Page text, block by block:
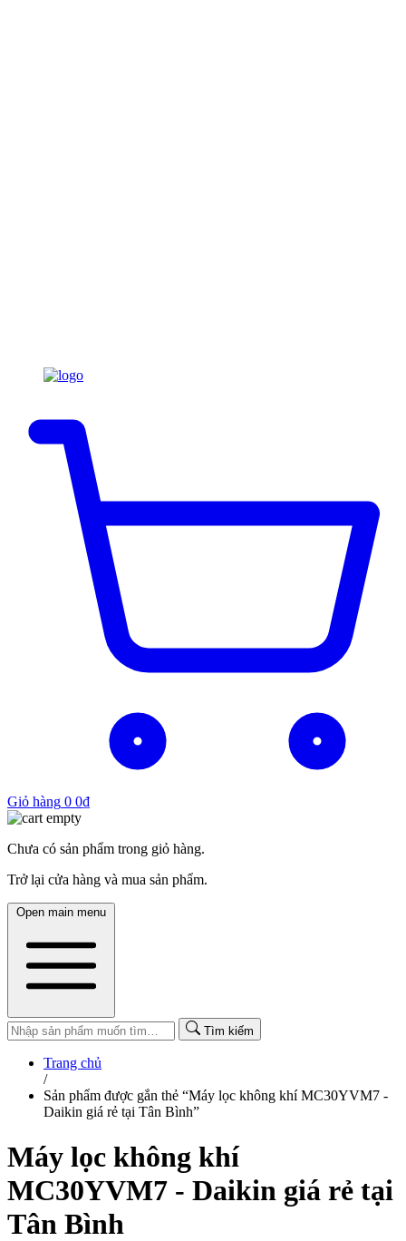
Giỏ hàng 0 0₫
Chưa có sản phẩm trong giỏ hàng.
Trở lại cửa hàng và mua sản phẩm.
Open main menu
Tìm kiếm
Trang chủ
/
Sản phẩm được gắn thẻ “Máy lọc không khí MC30YVM7 -
Daikin giá rẻ tại Tân Bình”
Máy lọc không khí
MC30YVM7 - Daikin giá rẻ tại
Tân Bình